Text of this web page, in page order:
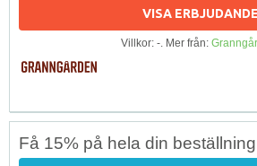
VISA ERBJUDANDE
Villkor: -. Mer från:
Få 15% på hela din beställning